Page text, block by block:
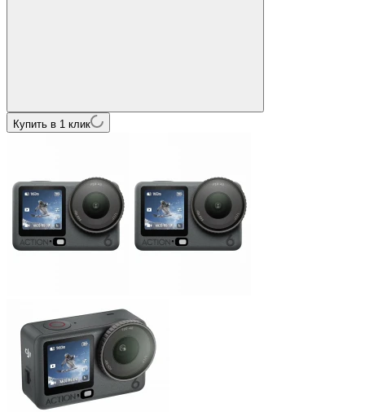
Купить в 1 клик